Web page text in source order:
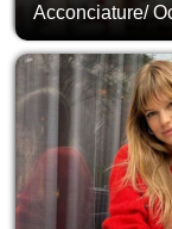
Acconciature/